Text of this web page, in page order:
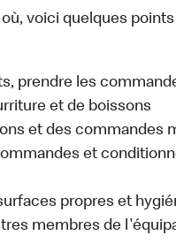
voici quelques
prendre les
et de boissons
et des commandes
et
propres et
membres de